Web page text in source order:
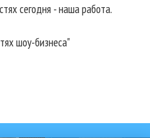
сегодня - наша работа.
шоу-бизнеса"